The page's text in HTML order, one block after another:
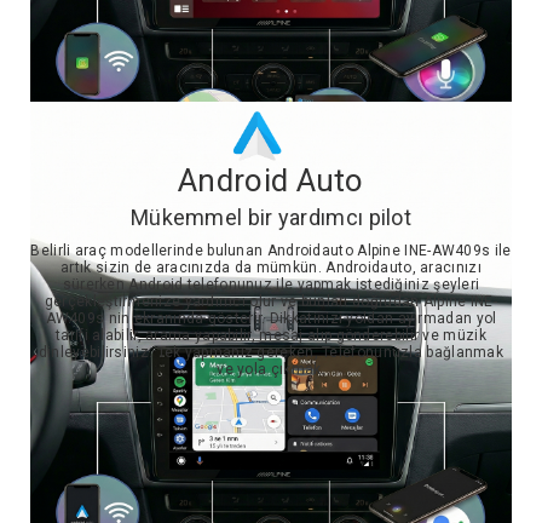
Android Auto
Mükemmel bir yardımcı pilot
Belirli araç modellerinde bulunan Androidauto Alpine INE-AW409s ile
artık sizin de aracınızda da mümkün. Androidauto, aracınızı
sürerken Android telefonunuz ile yapmak istediğiniz şeyleri
gerçekleştirmenize yardımcı olur ve bunları doğrudan Alpine INE-
AW409s nin ekranında gösterir. Dikkatinizi yoldan ayırmadan yol
tarifi alabilir, arama yapabilir, mesaj alıp gönderebilir ve müzik
dinleyebilirsiniz. Tek yapmanız gereken, Telefonunuzla bağlanmak
ve yola çıkmak.